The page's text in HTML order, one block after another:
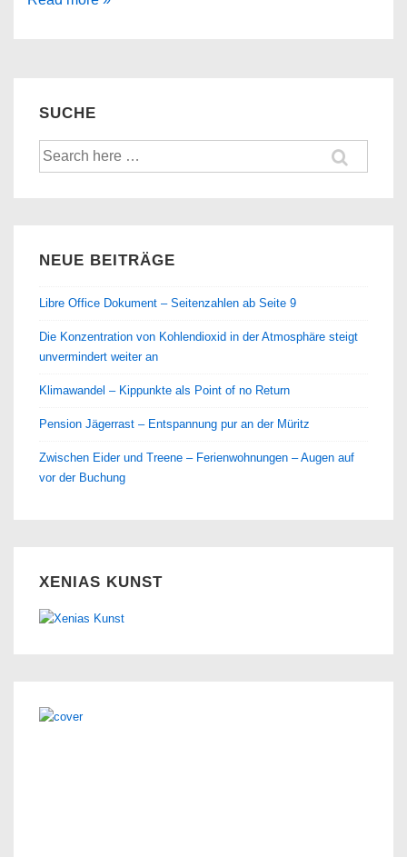
Ein
von
Km
SUCHE
Suche
NEUE BEITRÄGE
Libre Office Dokument – Seitenzahlen ab Seite 9
Die Konzentration von Kohlendioxid in der Atmosphäre steigt
unvermindert weiter an
Klimawandel – Kippunkte als Point of no Return
Pension Jägerrast – Entspannung pur an der Müritz
Zwischen Eider und Treene – Ferienwohnungen – Augen auf
vor der Buchung
XENIAS KUNST